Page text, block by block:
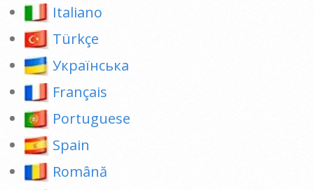
Italiano
Türkçe
Українська
Français
Portuguese
Spain
Română